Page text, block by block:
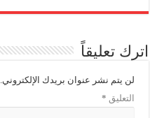
اترك تعليقاً
لن يتم نشر عنوان بريدك الإلكتروني.
التعليق *